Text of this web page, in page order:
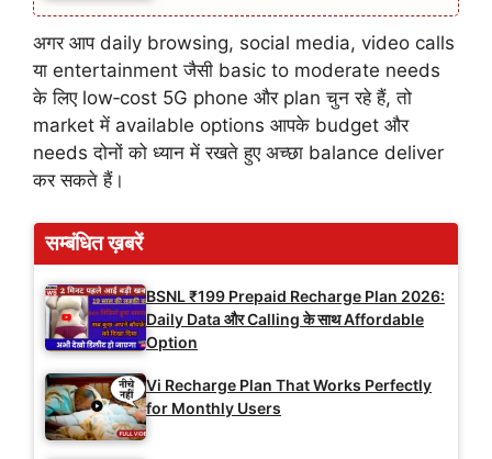
अगर आप daily browsing, social media, video calls
या entertainment जैसी basic to moderate needs
के लिए low‑cost 5G phone और plan चुन रहे हैं, तो
market में available options आपके budget और
needs दोनों को ध्यान में रखते हुए अच्छा balance deliver
कर सकते हैं।
सम्बंधित ख़बरें
BSNL ₹199 Prepaid Recharge Plan 2026:
Daily Data और Calling के साथ Affordable
Option
Vi Recharge Plan That Works Perfectly
for Monthly Users